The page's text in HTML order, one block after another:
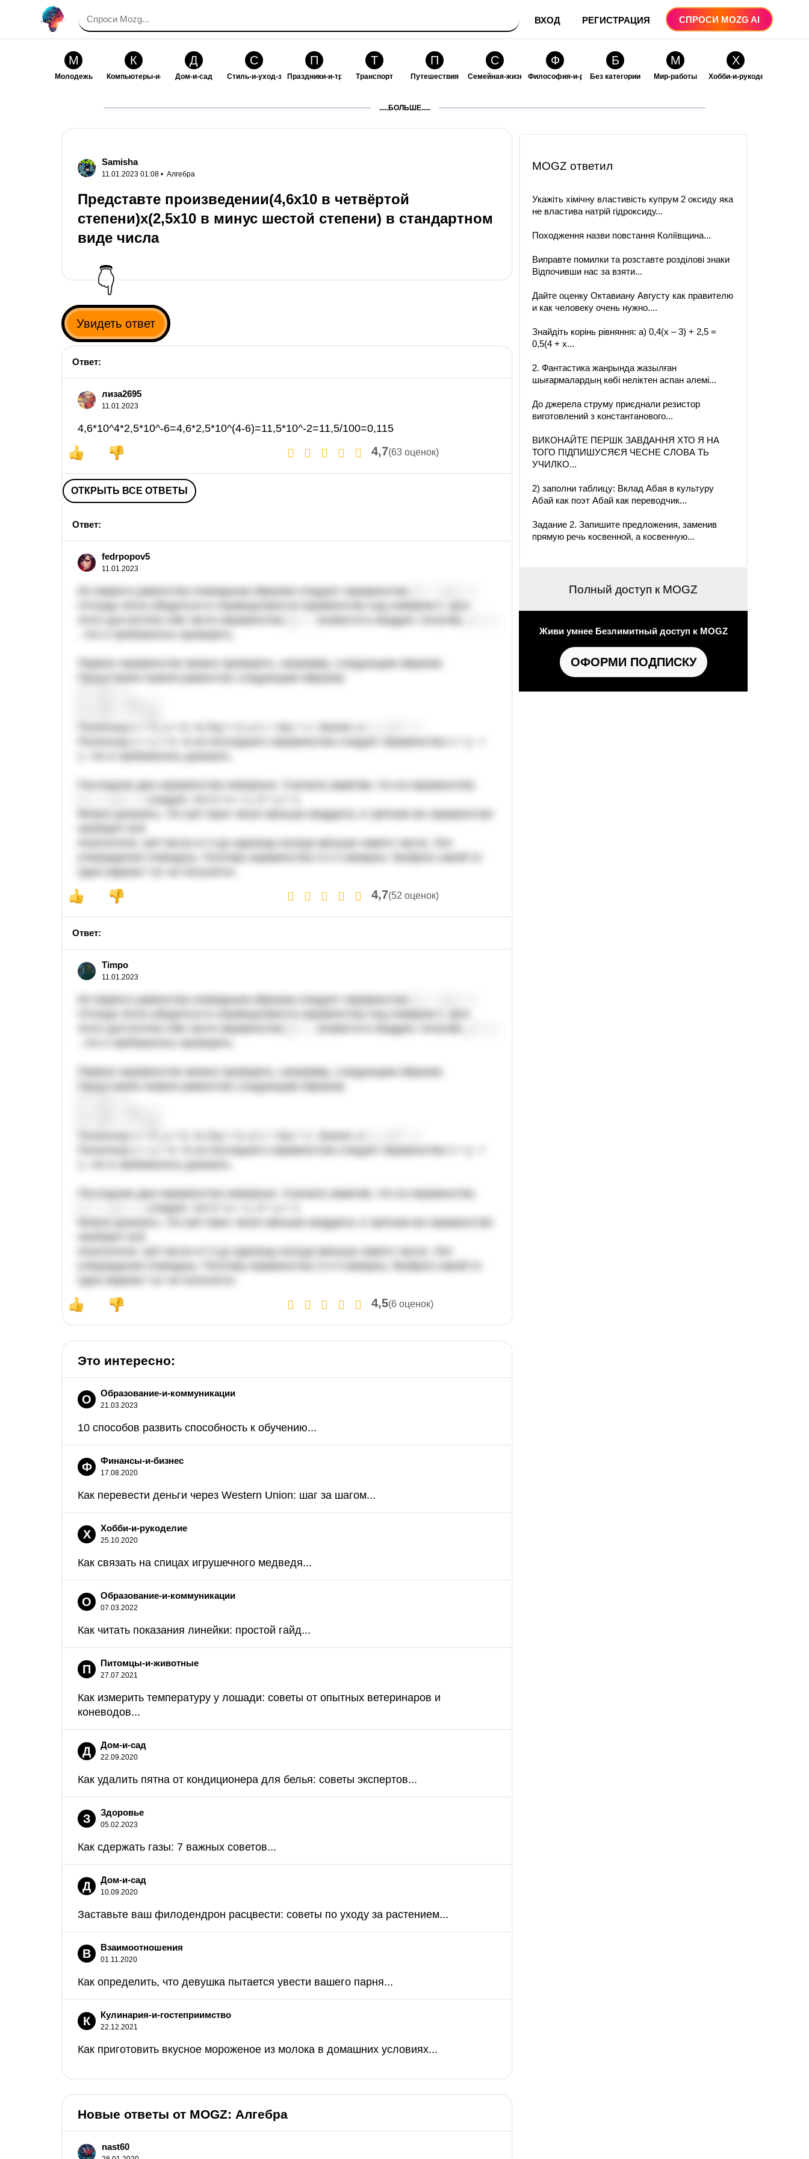
ВХОД РЕГИСТРАЦИЯ СПРОСИ MOZG AI
М
Молодежь
К
Компьютеры-и-электроника
Д
Дом-и-сад
С
Стиль-и-уход-за-собой
П
Праздники-и-традиции
Т
Транспорт
П
Путешествия
С
Семейная-жизнь
Ф
Философия-и-религия
Б
Без категории
М
Мир-работы
Х
Хобби-и-рукоделие
.....БОЛЬШЕ.....
Samisha
11.01.2023 01:08 • Алгебра
Представте произведении(4,6х10 в четвёртой
степени)х(2,5х10 в минус шестой степени) в стандартном
виде числа
👇
Увидеть ответ
Ответ:
лиза2695
11.01.2023
4,6*10^4*2,5*10^-6=4,6*2,5*10^(4-6)=11,5*10^-2=11,5/100=0,115
4,7(63 оценок)
ОТКРЫТЬ ВСЕ ОТВЕТЫ
Ответ:
fedrpopov5
11.01.2023
Из первого равенства очевидным образом следуют неравенства
возвести в квадрат, получив,
Первое неравенство можно проверить, например, следующим образом.
Поскольку x + y > 0, то из последнего неравенства следует неравенство x + y >
Последние два неравенства неверные. Сначала заметим, что из неравенства
Можно доказать, что куб таких чисел меньше квадрата, в третьем же неравенстве
Аналогично, куб числа от 0 до единицы всегда меньше самого числа. Эти
утверждения очевидны. Поэтому неравенства 3 и 4 неверны. Выбрать какой-то
4,7(52 оценок)
Ответ:
Timpo
11.01.2023
Из первого равенства очевидным образом следуют неравенства
возвести в квадрат, получив,
Первое неравенство можно проверить, например, следующим образом.
Поскольку x + y > 0, то из последнего неравенства следует неравенство x + y >
Последние два неравенства неверные. Сначала заметим, что из неравенства
Можно доказать, что куб таких чисел меньше квадрата, в третьем же неравенстве
Аналогично, куб числа от 0 до единицы всегда меньше самого числа. Эти
утверждения очевидны. Поэтому неравенства 3 и 4 неверны. Выбрать какой-то
4,5(6 оценок)
Это интересно:
О Образование-и-коммуникации
21.03.2023
10 способов развить способность к обучению...
Ф Финансы-и-бизнес
17.08.2020
Как перевести деньги через Western Union: шаг за шагом...
Х Хобби-и-рукоделие
25.10.2020
Как связать на спицах игрушечного медведя...
О Образование-и-коммуникации
07.03.2022
Как читать показания линейки: простой гайд...
П Питомцы-и-животные
27.07.2021
Как измерить температуру у лошади: советы от опытных ветеринаров и
коневодов...
Д Дом-и-сад
22.09.2020
Как удалить пятна от кондиционера для белья: советы экспертов...
З Здоровье
05.02.2023
Как сдержать газы: 7 важных советов...
Д Дом-и-сад
10.09.2020
Заставьте ваш филодендрон расцвести: советы по уходу за растением...
В Взаимоотношения
01.11.2020
Как определить, что девушка пытается увести вашего парня...
К Кулинария-и-гостеприимство
22.12.2021
Как приготовить вкусное мороженое из молока в домашних условиях...
Новые ответы от MOGZ: Алгебра
nast60
MOGZ ответил
Укажіть хімічну властивість купрум 2 оксиду яка
не властива натрій гідроксиду​...
Походження назви повстання Коліївщина...
Виправте помилки та розставте розділові знаки
Відпочивши нас за взяти...
Дайте оценку Октавиану Августу как правителю
и как человеку очень нужно....
Знайдіть корінь рівняння: а) 0,4(х – 3) + 2,5 =
0,5(4 + х...
2. Фантастика жанрында жазылған
шығармалардың көбі неліктен аспан әлемі...
До джерела струму приєднали резистор
виготовлений з константанового...
ВИКОНАЙТЕ ПЕРШК ЗАВДАННЯ ХТО Я НА
ТОГО ПІДПИШУСЯЄЯ ЧЕСНЕ СЛОВА ТЬ
УЧИЛКО...
2) заполни таблицу: Вклад Абая в культуру
Абай как поэт Абай как переводчик...
Задание 2. Запишите предложения, заменив
прямую речь косвенной, а косвенную...
Полный доступ к MOGZ
Живи умнее Безлимитный доступ к MOGZ
ОФОРМИ ПОДПИСКУ